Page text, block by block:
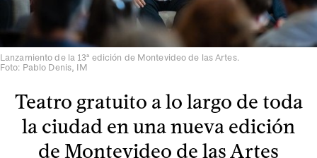
Lanzamiento de la 13ª edición de Montevideo de las Artes.
Foto: Pablo Denis, IM
Teatro gratuito a lo largo de toda
la ciudad en una nueva edición
de Montevideo de las Artes